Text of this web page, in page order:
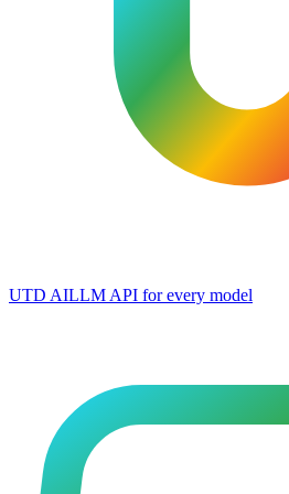
UTD AILLM API for every model